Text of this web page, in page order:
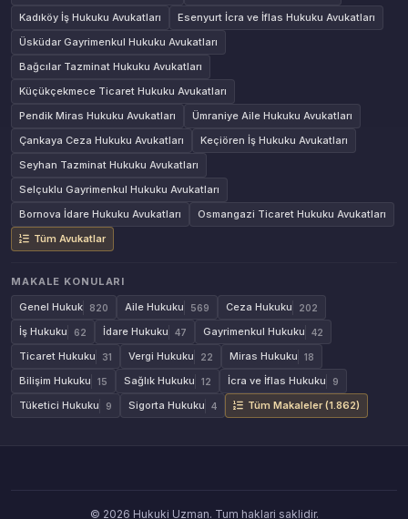
Kadıköy İş Hukuku Avukatları
Esenyurt İcra ve İflas Hukuku Avukatları
Üsküdar Gayrimenkul Hukuku Avukatları
Bağcılar Tazminat Hukuku Avukatları
Küçükçekmece Ticaret Hukuku Avukatları
Pendik Miras Hukuku Avukatları
Ümraniye Aile Hukuku Avukatları
Çankaya Ceza Hukuku Avukatları
Keçiören İş Hukuku Avukatları
Seyhan Tazminat Hukuku Avukatları
Selçuklu Gayrimenkul Hukuku Avukatları
Bornova İdare Hukuku Avukatları
Osmangazi Ticaret Hukuku Avukatları
Tüm Avukatlar
MAKALE KONULARI
Genel Hukuk
820 Aile Hukuku 569 Ceza Hukuku 202
İş Hukuku 62 İdare Hukuku 47 Gayrimenkul Hukuku 42
Ticaret Hukuku 31 Vergi Hukuku 22 Miras Hukuku 18
Bilişim Hukuku 15 Sağlık Hukuku 12 İcra ve İflas Hukuku 9
Tüketici Hukuku 9 Sigorta Hukuku 4 Tüm Makaleler (1.862)
© 2026 Hukuki Uzman. Tum haklari saklidir.